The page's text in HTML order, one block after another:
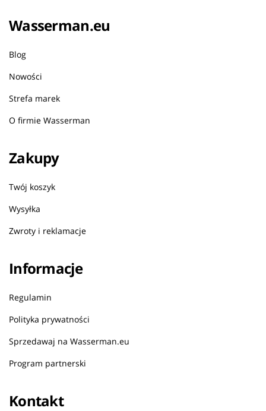
Wasserman.eu
Blog
Nowości
Strefa marek
O firmie Wasserman
Zakupy
Twój koszyk
Wysyłka
Zwroty i reklamacje
Informacje
Regulamin
Polityka prywatności
Sprzedawaj na Wasserman.eu
Program partnerski
Kontakt